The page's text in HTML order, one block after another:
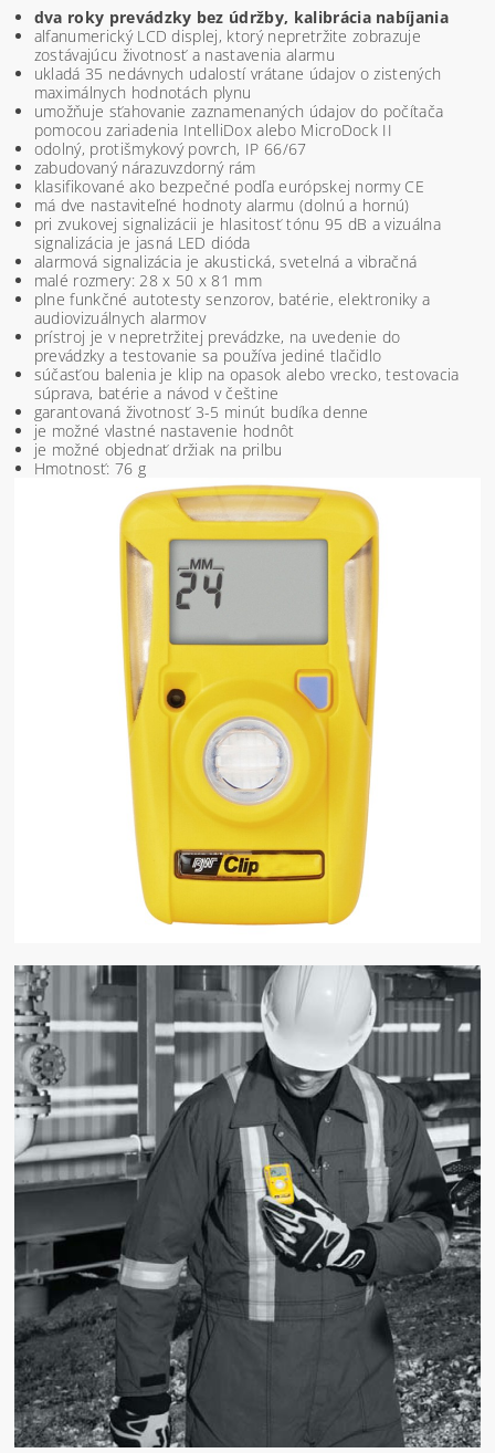
dva roky prevádzky bez údržby, kalibrácia nabíjania
alfanumerický LCD displej, ktorý nepretržite zobrazuje
zostávajúcu životnosť a nastavenia alarmu
ukladá 35 nedávnych udalostí vrátane údajov o zistených
maximálnych hodnotách plynu
umožňuje sťahovanie zaznamenaných údajov do počítača
pomocou zariadenia IntelliDox alebo MicroDock II
odolný, protišmykový povrch, IP 66/67
zabudovaný nárazuvzdorný rám
klasifikované ako bezpečné podľa európskej normy CE
má dve nastaviteľné hodnoty alarmu (dolnú a hornú)
pri zvukovej signalizácii je hlasitosť tónu 95 dB a vizuálna
signalizácia je jasná LED dióda
alarmová signalizácia je akustická, svetelná a vibračná
malé rozmery: 28 x 50 x 81 mm
plne funkčné autotesty senzorov, batérie, elektroniky a
audiovizuálnych alarmov
prístroj je v nepretržitej prevádzke, na uvedenie do
prevádzky a testovanie sa používa jediné tlačidlo
súčasťou balenia je klip na opasok alebo vrecko, testovacia
súprava, batérie a návod v češtine
garantovaná životnosť 3-5 minút budíka denne
je možné vlastné nastavenie hodnôt
je možné objednať držiak na prilbu
Hmotnosť: 76 g